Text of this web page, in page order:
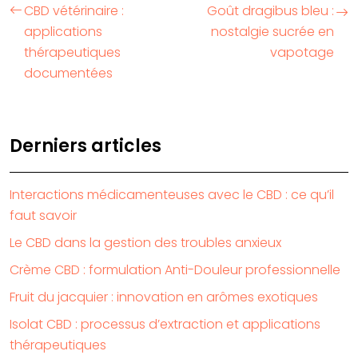
CBD vétérinaire :
applications
thérapeutiques
documentées
Goût dragibus bleu :
nostalgie sucrée en
vapotage
Derniers articles
Interactions médicamenteuses avec le CBD : ce qu’il
faut savoir
Le CBD dans la gestion des troubles anxieux
Crème CBD : formulation Anti-Douleur professionnelle
Fruit du jacquier : innovation en arômes exotiques
Isolat CBD : processus d’extraction et applications
thérapeutiques